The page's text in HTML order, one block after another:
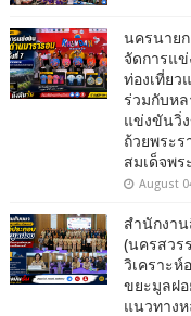
นครนาย
จัดการแ
ท่องเที่ยว
ร่วมกับห
แข่งขันวิ่
ถ้วยพระ
สมเด็จพ
August
สำนักงา
(นครสวร
วิเคราะห์
ขยะมูลฝ
แนวทาง